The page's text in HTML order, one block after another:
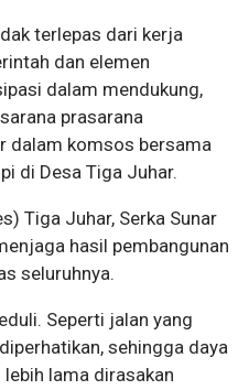
terlepas dari kerja
dan elemen
dalam mendukung,
prasarana
dalam komsos bersama
di Desa Tiga Juhar.
Tiga Juhar, Serka Sunar
hasil pembangunan
seluruhnya.
Seperti jalan yang
sehingga daya
lama dirasakan